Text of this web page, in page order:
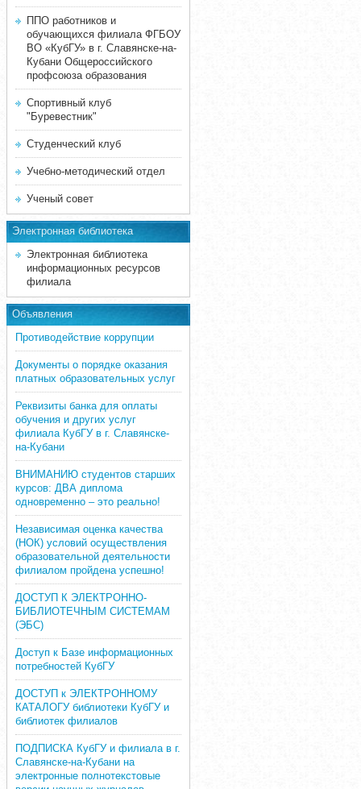
ППО работников и
обучающихся филиала ФГБОУ
ВО «КубГУ» в г. Славянске-на-
Кубани Общероссийского
профсоюза образования
Спортивный клуб
"Буревестник"
Студенческий клуб
Учебно-методический отдел
Ученый совет
Электронная библиотека
Электронная библиотека
информационных ресурсов
филиала
Объявления
Противодействие коррупции
Документы о порядке оказания
платных образовательных услуг
Реквизиты банка для оплаты
обучения и других услуг
филиала КубГУ в г. Славянске-
на-Кубани
ВНИМАНИЮ студентов старших
курсов: ДВА диплома
одновременно – это реально!
Независимая оценка качества
(НОК) условий осуществления
образовательной деятельности
филиалом пройдена успешно!
ДОСТУП К ЭЛЕКТРОННО-
БИБЛИОТЕЧНЫМ СИСТЕМАМ
(ЭБС)
Доступ к Базе информационных
потребностей КубГУ
ДОСТУП к ЭЛЕКТРОННОМУ
КАТАЛОГУ библиотеки КубГУ и
библиотек филиалов
ПОДПИСКА КубГУ и филиала в г.
Славянске-на-Кубани на
электронные полнотекстовые